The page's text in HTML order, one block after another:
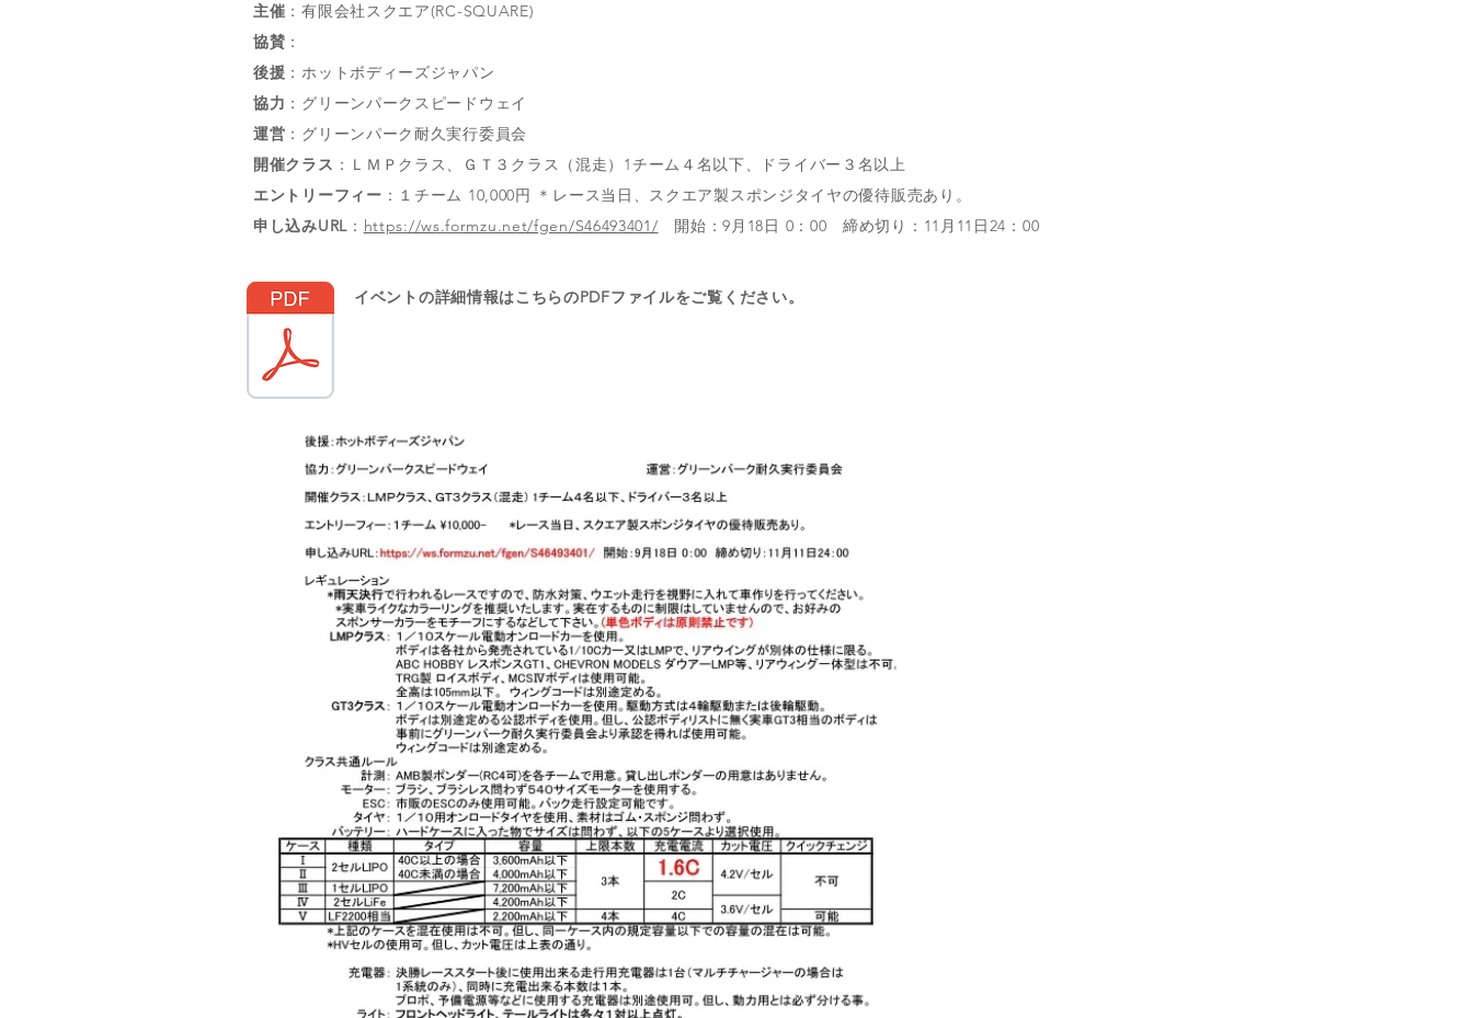
主催 ：有限会社スクエア(RC-SQUARE)
協賛 ：
後援 ：ホットボディーズジャパン
協力 ：グリーンパークスピードウェイ
運営 ：グリーンパーク耐久実行委員会
開催クラス ：ＬＭＰクラス、ＧＴ３クラス（混走）1チーム４名以下、ドライバー３名以上
エントリーフィー ：１チーム 10,000円 ＊レース当日、スクエア製スポンジタイヤの優待販売あり。
申し込みURL： https://ws.formzu.net/fgen/S46493401/ 開始：9月18日 0：00 締め切り：11月11日24：00
イベントの詳細情報はこちらのPDFファイルをご覧ください。